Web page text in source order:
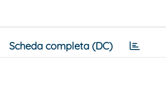
Scheda completa (DC)